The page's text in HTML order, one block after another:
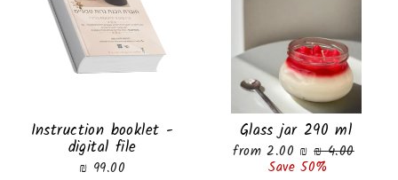
Glass jar 290 ml
Regular
4.00 ₪
Sale
price
from 2.00 ₪
Save 50%
Instruction booklet -
digital file
99.00 ₪